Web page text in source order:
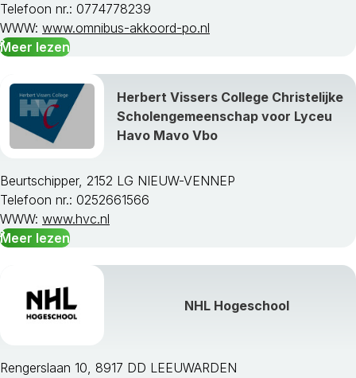
Telefoon nr.: 0774778239
WWW: www.omnibus-akkoord-po.nl
Meer lezen
Herbert Vissers College Christelijke
Scholengemeenschap voor Lyceu
Havo Mavo Vbo
Beurtschipper, 2152 LG NIEUW-VENNEP
Telefoon nr.: 0252661566
WWW: www.hvc.nl
Meer lezen
NHL Hogeschool
Rengerslaan 10, 8917 DD LEEUWARDEN